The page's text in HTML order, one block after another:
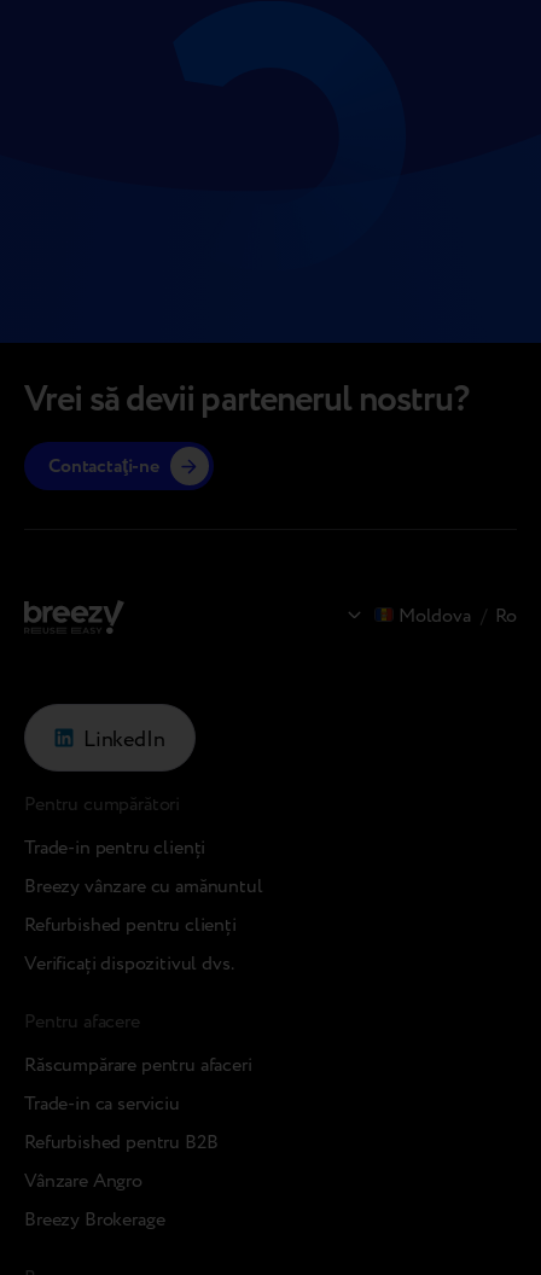
Moldova / Ro
Vrei să devii partenerul nostru?
Contactaţi-ne
LinkedIn
Pentru cumpărători
Trade-in pentru clienți
Breezy vânzare cu amănuntul
Refurbished pentru clienți
Verificați dispozitivul dvs.
Pentru afacere
Răscumpărare pentru afaceri
Trade-in ca serviciu
Refurbished pentru B2B
Vânzare Angro
Breezy Brokerage